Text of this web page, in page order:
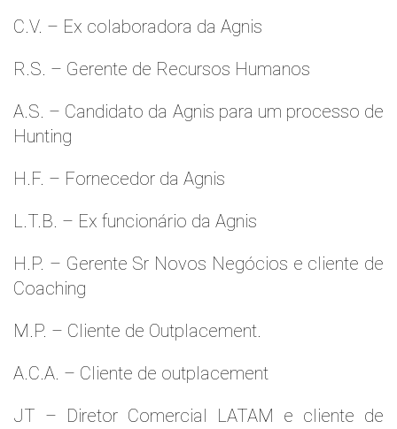
C.V. – Ex colaboradora da Agnis
R.S. – Gerente de Recursos Humanos
A.S. – Candidato da Agnis para um processo de
Hunting
H.F. – Fornecedor da Agnis
L.T.B. – Ex funcionário da Agnis
H.P. – Gerente Sr Novos Negócios e cliente de
Coaching
M.P. – Cliente de Outplacement.
A.C.A. – Cliente de outplacement
JT – Diretor Comercial LATAM e cliente de